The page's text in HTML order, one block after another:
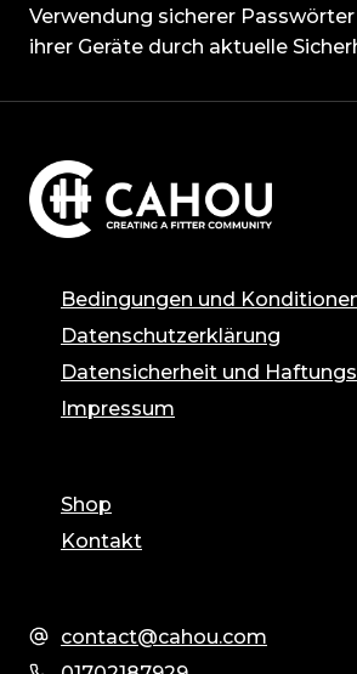
Verwendung sicherer
ihrer Geräte durch aktuelle
Bedingungen und
Datenschutzerklärung
Datensicherheit und
Impressum
Shop
Kontakt
contact@cahou.com